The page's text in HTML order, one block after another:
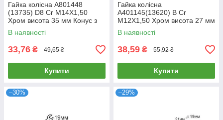
Гайка колісна A801448
(13735) D8 Cr M14X1,50
Хром висота 35 мм Конус з
виступом закриті ключ 19 мм
В наявності
33,76 ₴ 49,65 ₴
Купити
Гайка колісна
A401145(13620) B Cr
M12X1,50 Хром висота 27 мм
Сфера з виступом закритий
ключ 19 мм
В наявності
38,59 ₴ 55,92 ₴
Купити
–30% –29%